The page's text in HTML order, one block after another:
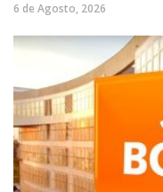
6 de Agosto, 2026